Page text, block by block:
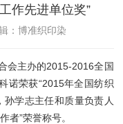
作先进单位奖”
：博准织印染
会主办的2015-2016全国
诺荣获“2015年全国纺织
孙学志主任和质量负责人
者”荣誉称号。